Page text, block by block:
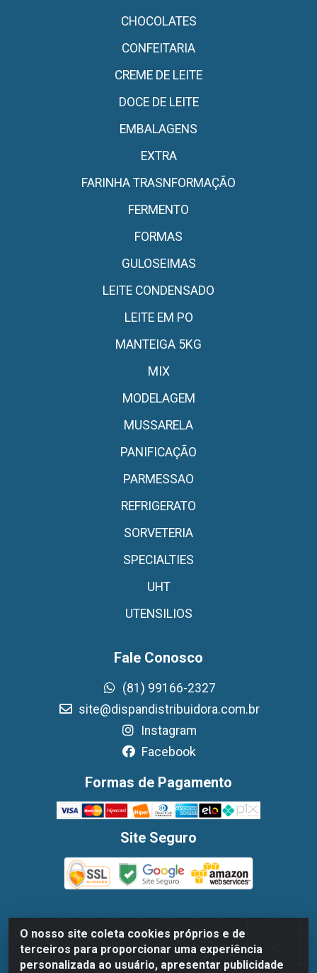
O nosso site coleta cookies próprios e de
terceiros para proporcionar uma experiência
personalizada ao usuário, apresentar publicidade
CHOCOLATES
CONFEITARIA
CREME DE LEITE
DOCE DE LEITE
EMBALAGENS
EXTRA
FARINHA TRASNFORMAÇÃO
FERMENTO
FORMAS
GULOSEIMAS
LEITE CONDENSADO
LEITE EM PO
MANTEIGA 5KG
MIX
MODELAGEM
MUSSARELA
PANIFICAÇÃO
PARMESSAO
REFRIGERATO
SORVETERIA
SPECIALTIES
UHT
UTENSILIOS
Fale Conosco
(81) 99166-2327
site@dispandistribuidora.com.br
Instagram
Facebook
Formas de Pagamento
Site Seguro
Dispan Distribuidora de Alimentos LTDA - Avenida
Marechal Mascarenhas De Moraes, 1048- Imbiribeira,